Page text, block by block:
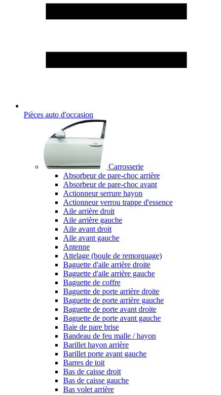
Pièces auto d'occasion
Carrosserie
Absorbeur de pare-choc arrière
Absorbeur de pare-choc avant
Actionneur serrure hayon
Actionneur verrou trappe d'essence
Aile arrière droit
Aile arrière gauche
Aile avant droit
Aile avant gauche
Antenne
Attelage (boule de remorquage)
Baguette d'aile arrière droite
Baguette d'aile arrière gauche
Baguette de coffre
Baguette de porte arrière droite
Baguette de porte arrière gauche
Baguette de porte avant droite
Baguette de porte avant gauche
Baie de pare brise
Bandeau de feu malle / hayon
Barillet hayon arrière
Barillet porte avant gauche
Barres de toit
Bas de caisse droit
Bas de caisse gauche
Bas volet arrière